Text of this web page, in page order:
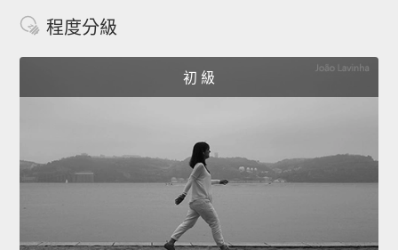
程度分級
初 級